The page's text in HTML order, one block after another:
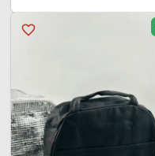
favorite_border